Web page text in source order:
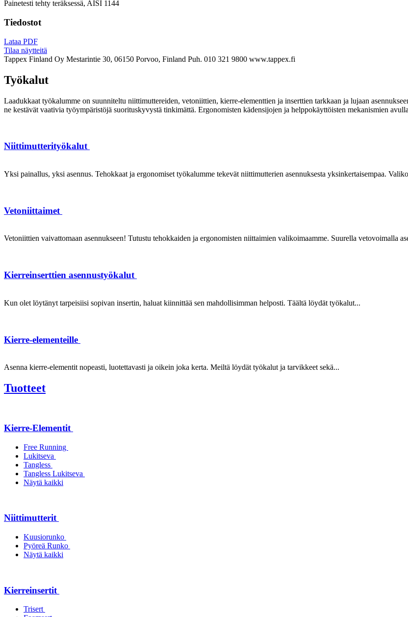
Painetesti tehty teräksessä, AISI 1144
Tiedostot
Lataa PDF
Tilaa näytteitä
Tappex Finland Oy Mestarintie 30, 06150 Porvoo, Finland Puh. 010 321 9800 www.tappex.fi
Työkalut
Laadukkaat työkalumme on suunniteltu niittimuttereiden, vetoniittien, kierre-elementtien ja inserttien tarkkaan ja lujaan
ne kestävät vaativia työympäristöjä suorituskyvystä tinkimättä. Ergonomisten kädensijojen ja helppokäyttöisten mekanismien
Niittimutterityökalut
Yksi painallus, yksi asennus. Tehokkaat ja ergonomiset työkalumme tekevät niittimutterien asennuksesta yksinkertaisempaa.
Vetoniittaimet
Vetoniittien vaivattomaan asennukseen! Tutustu tehokkaiden ja ergonomisten niittaimien valikoimaamme. Suurella vetovoimalla
Kierreinserttien asennustyökalut
Kun olet löytänyt tarpeisiisi sopivan insertin, haluat kiinnittää sen mahdollisimman helposti. Täältä löydät työkalut...
Kierre-elementeille
Asenna kierre-elementit nopeasti, luotettavasti ja oikein joka kerta. Meiltä löydät työkalut ja tarvikkeet sekä...
Tuotteet
Kierre-Elementit
Free Running
Lukitseva
Tangless
Tangless Lukitseva
Näytä kaikki
Niittimutterit
Kuusiorunko
Pyöreä Runko
Näytä kaikki
Kierreinsertit
Trisert